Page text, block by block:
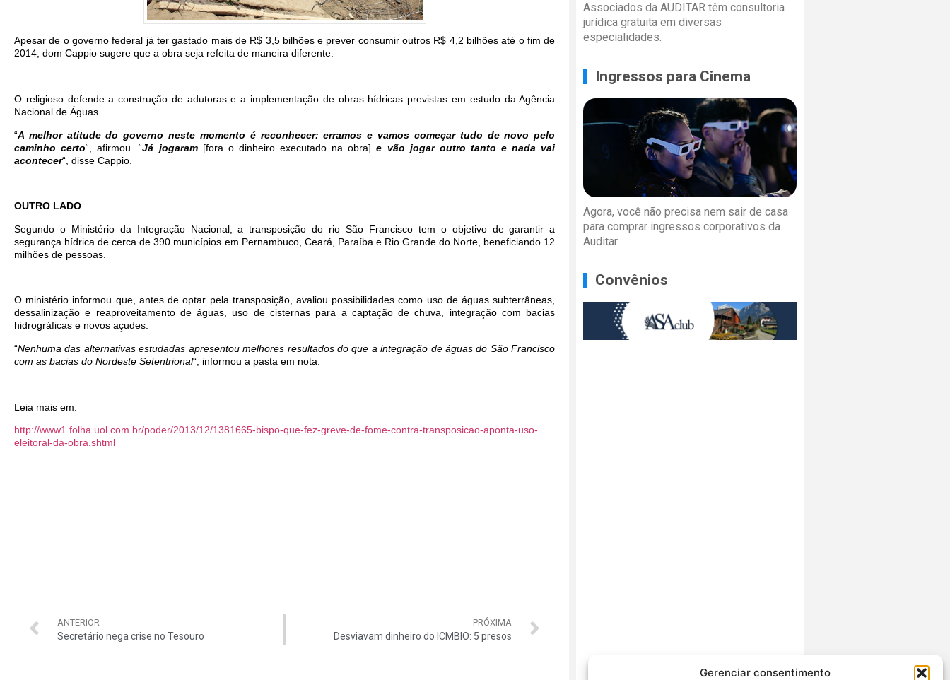
Gerenciar consentimento
Apesar de o governo federal já ter gastado mais de R$ 3,5 bilhões e prever consumir outros R$ 4,2 bilhões até o fim de
2014, dom Cappio sugere que a obra seja refeita de maneira diferente.
O religioso defende a construção de adutoras e a implementação de obras hídricas previstas em estudo da Agência
Nacional de Águas.
“A melhor atitude do governo neste momento é reconhecer: erramos e vamos começar tudo de novo pelo
caminho certo“, afirmou. “Já jogaram[fora o dinheiro executado na obra]e vão jogar outro tanto e nada vai
acontecer“, disse Cappio.
OUTRO LADO
Segundo o Ministério da Integração Nacional, a transposição do rio São Francisco tem o objetivo de garantir a
segurança hídrica de cerca de 390 municípios em Pernambuco, Ceará, Paraíba e Rio Grande do Norte, beneficiando 12
milhões de pessoas.
O ministério informou que, antes de optar pela transposição, avaliou possibilidades como uso de águas subterrâneas,
dessalinização e reaproveitamento de águas, uso de cisternas para a captação de chuva, integração com bacias
hidrográficas e novos açudes.
“Nenhuma das alternativas estudadas apresentou melhores resultados do que a integração de águas do São Francisco
com as bacias do Nordeste Setentrional“, informou a pasta em nota.
Leia mais em:
http://www1.folha.uol.com.br/poder/2013/12/1381665-bispo-que-fez-greve-de-fome-contra-transposicao-aponta-uso-
eleitoral-da-obra.shtml
ANTERIOR
Secretário nega crise no Tesouro
PRÓXIMA
Desviavam dinheiro do ICMBIO: 5 presos
Associados da AUDITAR têm consultoria
jurídica gratuita em diversas
especialidades.
Ingressos para Cinema
Agora, você não precisa nem sair de casa
para comprar ingressos corporativos da
Auditar.
Convênios